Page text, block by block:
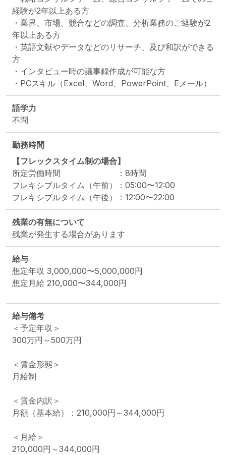
経験が2年以上ある方
・業界、市場、競合などの調査、分析業務のご経験が2
年以上ある方
・英語文献やデータなどのリサーチ、及び和訳ができる
方
・インタビュー時の議事録作成が可能な方
・PCスキル（Excel、Word、PowerPoint、Eメール）
語学力
不問
勤務時間
【フレックスタイム制の場合】
所定労働時間
： 8時間
フレキシブルタイム（午前）
： 05:00〜12:00
フレキシブルタイム（午後）
： 12:00〜22:00
残業の有無について
残業が発生する場合があります
給与
想定年収 3,000,000〜5,000,000円
想定月給 210,000〜344,000円
給与備考
＜予定年収＞
300万円～500万円
＜賃金形態＞
月給制
＜賃金内訳＞
月額（基本給）：210,000円～344,000円
＜月給＞
210,000円～344,000円